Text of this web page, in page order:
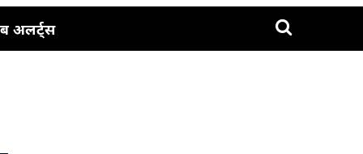
अलर्ट्स